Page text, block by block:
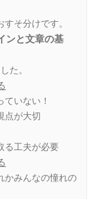
そ分けです。
ンと文章の基
た。
いない！
点が大切
る工夫が必要
かみんなの憧れの